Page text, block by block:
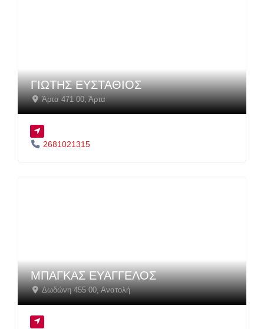
ΓΙΩΤΗΣ ΕΥΣΤΑΘΙΟΣ
Άρτα 471 00,Άρτα
2681021315
ΜΠΑΓΚΑΣ ΕΥΑΓΓΕΛΟΣ
Δωδώνη 455 00,Ανατολή